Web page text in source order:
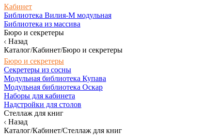
Кабинет
Библиотека Вилия-М модульная
Библиотека из массива
Бюро и секретеры
Назад
Каталог/Кабинет/Бюро и секретеры
Бюро и секретеры
Секретеры из сосны
Модульная библиотека Купава
Модульная библиотека Оскар
Наборы для кабинета
Надстройки для столов
Стеллаж для книг
Назад
Каталог/Кабинет/Стеллаж для книг